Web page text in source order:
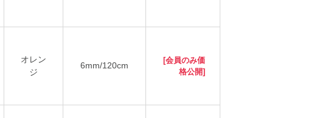
オレン
ジ
6mm/120cm
[会員のみ価
格公開]